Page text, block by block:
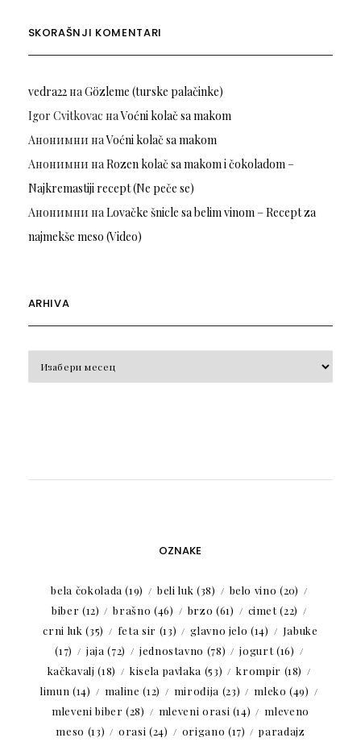
SKORAŠNJI KOMENTARI
vedra22наGözleme (turske palačinke)
Igor Cvitkovac наVoćni kolač sa makom
Анонимни наVoćni kolač sa makom
Анонимни наRozen kolač sa makom i čokoladom –
Najkremastiji recept (Ne peče se)
Анонимни наLovačke šnicle sa belim vinom – Recept za
najmekše meso (Video)
ARHIVA
OZNAKE
bela čokolada (19) beli luk (38) belo vino (20)
biber (12) brašno (46) brzo (61) cimet(22)
crni luk (35) feta sir (13) glavno jelo (14)
Jabuke
(17)
jaja (72) jednostavno (78) jogurt(16)
kačkavalj (18) kisela pavlaka (53) krompir (18)
limun (14) maline (12) mirođija (23) mleko (49)
mleveni biber (28) mleveni orasi (14)
mleveno
meso (13) orasi (24) origano (17)
paradajz